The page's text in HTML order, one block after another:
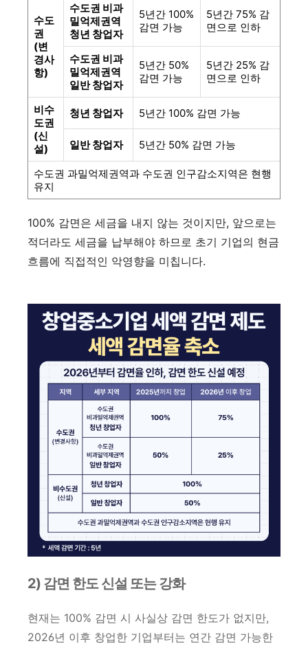
수도
권
(변
경사
항)
수도권 비과
밀억제권역
청년 창업자
5년간 100%
감면 가능
5년간 75% 감
면으로 인하
수도권 비과
밀억제권역
일반 창업자
5년간 50%
감면 가능
5년간 25% 감
면으로 인하
비수
도권
(신
설)
청년 창업자 5년간 100% 감면 가능
일반 창업자 5년간 50% 감면 가능
수도권 과밀억제권역과 수도권 인구감소지역은 현행
유지
100% 감면은 세금을 내지 않는 것이지만, 앞으로는
적더라도 세금을 납부해야 하므로 초기 기업의 현금
흐름에 직접적인 악영향을 미칩니다.
2) 감면 한도 신설 또는 강화
현재는 100% 감면 시 사실상 감면 한도가 없지만,
2026년 이후 창업한 기업부터는 연간 감면 가능한